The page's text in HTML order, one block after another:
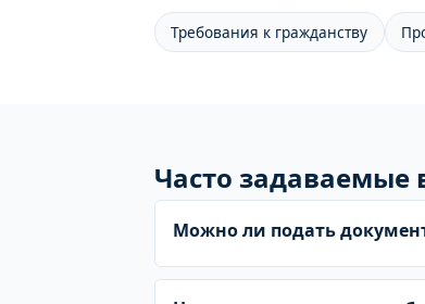
Требования к гражданству
Часто задаваемые
Можно ли подать